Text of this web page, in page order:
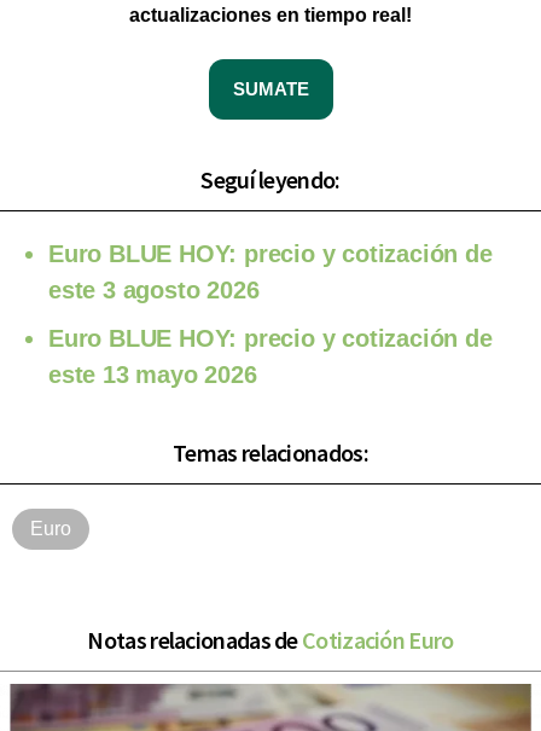
actualizaciones en tiempo real!
SUMATE
Seguí leyendo:
Euro BLUE HOY: precio y cotización de
este 3 agosto 2026
Euro BLUE HOY: precio y cotización de
este 13 mayo 2026
Temas relacionados:
Euro
Notas relacionadas deCotización Euro